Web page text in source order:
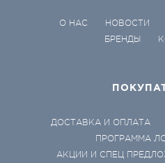
О НАС НОВОСТИ
БРЕНДЫ
ДОСТАВКА И ОПЛАТА
ПРОГРАММА
АКЦИИ И СПЕЦ